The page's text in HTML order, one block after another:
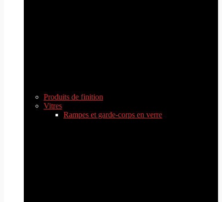
Produits de finition
Vitres
Rampes et garde-corps en verre